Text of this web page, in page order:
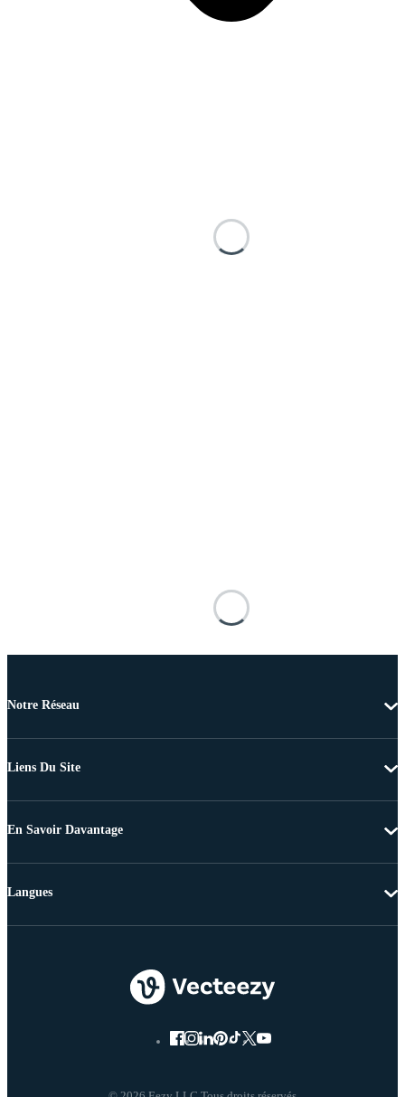
Notre Réseau
Liens Du Site
En Savoir Davantage
Langues